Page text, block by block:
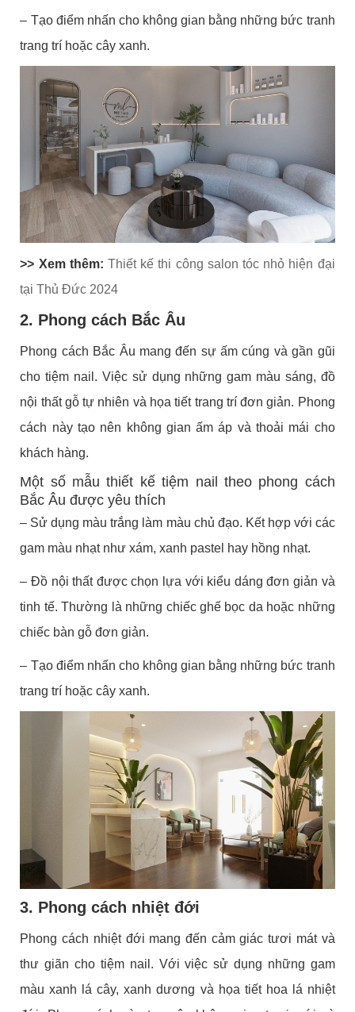
– Tạo điểm nhấn cho không gian bằng những bức tranh
trang trí hoặc cây xanh.
>> Xem thêm: Thiết kế thi công salon tóc nhỏ hiện đại
tại Thủ Đức 2024
2. Phong cách Bắc Âu
Phong cách Bắc Âu mang đến sự ấm cúng và gần gũi
cho tiệm nail. Việc sử dụng những gam màu sáng, đồ
nội thất gỗ tự nhiên và họa tiết trang trí đơn giản. Phong
cách này tạo nên không gian ấm áp và thoải mái cho
khách hàng.
Một số mẫu thiết kế tiệm nail theo phong cách
Bắc Âu được yêu thích
– Sử dụng màu trắng làm màu chủ đạo. Kết hợp với các
gam màu nhạt như xám, xanh pastel hay hồng nhạt.
– Đồ nội thất được chọn lựa với kiểu dáng đơn giản và
tinh tế. Thường là những chiếc ghế bọc da hoặc những
chiếc bàn gỗ đơn giản.
– Tạo điểm nhấn cho không gian bằng những bức tranh
trang trí hoặc cây xanh.
3. Phong cách nhiệt đới
Phong cách nhiệt đới mang đến cảm giác tươi mát và
thư giãn cho tiệm nail. Với việc sử dụng những gam
màu xanh lá cây, xanh dương và họa tiết hoa lá nhiệt